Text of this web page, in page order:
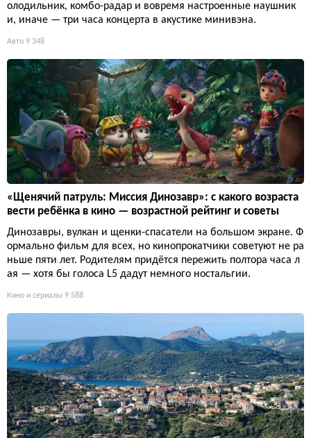
олодильник, комбо-радар и вовремя настроенные наушник
и, иначе — три часа концерта в акустике минивэна.
Авто 9 348
«Щенячий патруль: Миссия Динозавр»: с какого возраста
вести ребёнка в кино — возрастной рейтинг и советы
Динозавры, вулкан и щенки-спасатели на большом экране. Ф
ормально фильм для всех, но кинопрокатчики советуют не ра
ньше пяти лет. Родителям придётся пережить полтора часа л
ая — хотя бы голоса L5 дадут немного ностальгии.
Кино и сериалы 9 588